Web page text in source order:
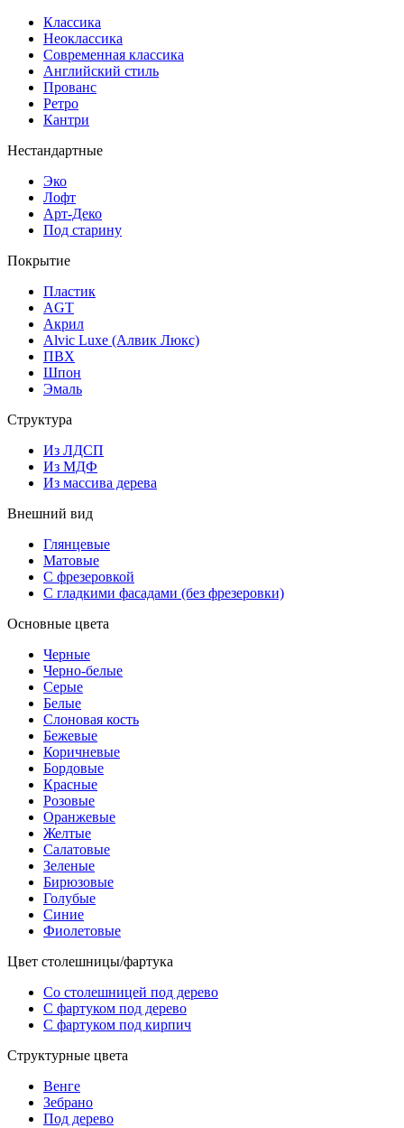
Классика
Неоклассика
Современная классика
Английский стиль
Прованс
Ретро
Кантри
Нестандартные
Эко
Лофт
Арт-Деко
Под старину
Покрытие
Пластик
AGT
Акрил
Alvic Luxe (Алвик Люкс)
ПВХ
Шпон
Эмаль
Структура
Из ЛДСП
Из МДФ
Из массива дерева
Внешний вид
Глянцевые
Матовые
С фрезеровкой
С гладкими фасадами (без фрезеровки)
Основные цвета
Черные
Черно-белые
Серые
Белые
Слоновая кость
Бежевые
Коричневые
Бордовые
Красные
Розовые
Оранжевые
Желтые
Салатовые
Зеленые
Бирюзовые
Голубые
Синие
Фиолетовые
Цвет столешницы/фартука
Со столешницей под дерево
С фартуком под дерево
С фартуком под кирпич
Структурные цвета
Венге
Зебрано
Под дерево